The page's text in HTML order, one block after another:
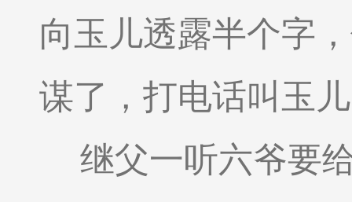
向玉儿透露半个字
谋了，打电话叫玉
继父一听六爷要